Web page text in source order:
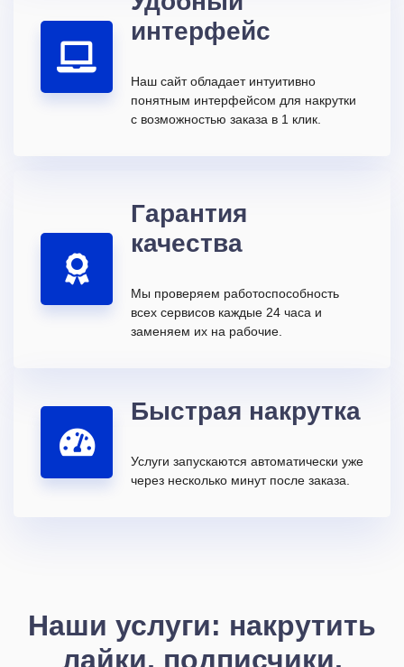
интерфейс
Наш сайт обладает интуитивно
понятным интерфейсом для накрутки
с возможностью заказа в 1 клик.
Гарантия
качества
Мы проверяем работоспособность
всех сервисов каждые 24 часа и
заменяем их на рабочие.
Быстрая накрутка
Услуги запускаются автоматически уже
через несколько минут после заказа.
Наши услуги: накрутить
лайки, подписчики,